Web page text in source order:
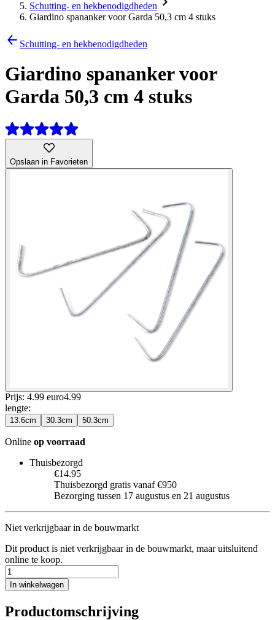
Schutting- en hekbenodigdheden
Giardino spananker voor Garda 50,3 cm 4 stuks
Schutting- en hekbenodigdheden
Giardino spananker voor
Garda 50,3 cm 4 stuks
Opslaan in Favorieten
Prijs: 4.99 euro4.99
lengte:
13.6cm 30.3cm 50.3cm
Online op voorraad
Thuisbezorgd
€14.95
Thuisbezorgd gratis vanaf €950
Bezorging tussen 17 augustus en 21 augustus
Niet verkrijgbaar in de bouwmarkt
Dit product is niet verkrijgbaar in de bouwmarkt, maar uitsluitend
online te koop.
In winkelwagen
Productomschrijving